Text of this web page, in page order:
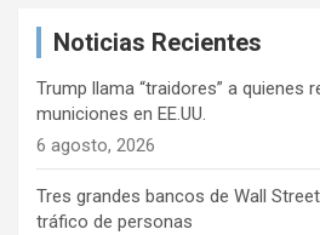
Noticias Recientes
Trump llama “traidores” a quienes
municiones en EE.UU.
6 agosto, 2026
Tres grandes bancos de Wall
tráfico de personas